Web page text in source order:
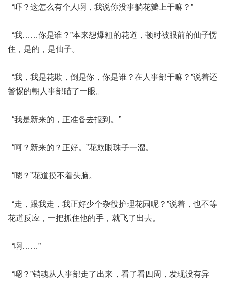
“吓？这怎么有个人啊，我说你没事躺花瓣上干嘛？”
“我……你是谁？”本来想爆粗的花道，顿时被眼前的仙子愣
住，是的，是仙子。
“我，我是花欺，倒是你，你是谁？在人事部干嘛？”说着还
警惕的朝人事部瞄了一眼。
“我是新来的，正准备去报到。”
“呵？新来的？正好。”花欺眼珠子一溜。
“嗯？”花道摸不着头脑。
“走，跟我走，我正好少个杂役护理花园呢？”说着，也不等
花道反应，一把抓住他的手，就飞了出去。
“啊……”
“嗯？”销魂从人事部走了出来，看了看四周，发现没有异